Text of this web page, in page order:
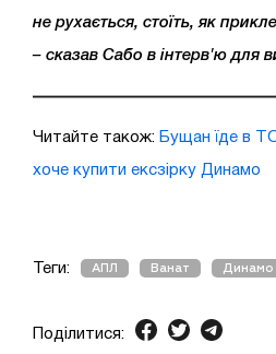
не рухається, стоїть, як
– сказав Сабо в інтерв'ю для
Читайте також: Бущан їде в
хоче купити ексзірку Динамо
Теги: АПЛ Ванат Динамо
Поділитися: